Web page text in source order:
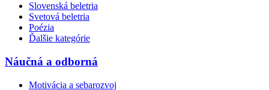
Slovenská beletria
Svetová beletria
Poézia
Ďalšie kategórie
Náučná a odborná
Motivácia a sebarozvoj